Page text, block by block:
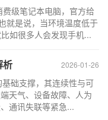
级笔记本电脑，官方给
是说，当环境温度低于
如很多人会发现手机...
2026-01-26
析
础支撑，其连续性与可
天气、设备故障、人为
通讯失联等紧急...